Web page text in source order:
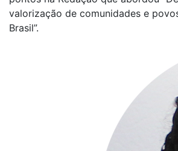
valorização de comunidades e
Brasil”.